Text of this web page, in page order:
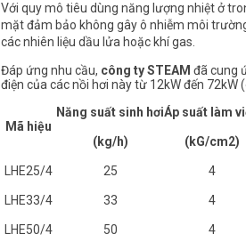
Với quy mô tiêu dùng năng lượng nhiệt ở
mặt đảm bảo không gây ô nhiễm môi
các nhiên liệu dầu lửa hoặc khí gas.
Đáp ứng nhu cầu, công ty STEAM đã cung
điện của các nồi hơi này từ 12kW đến
Mã hiệu
Năng suất sinh hơi
(kg/h)
Áp suất làm
(kG/cm2)
LHE25/4 25 4
LHE33/4 33 4
LHE50/4 50 4